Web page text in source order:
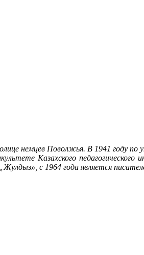
немцев Поволжья. В 1941 году
Казахского
с 1964 года является